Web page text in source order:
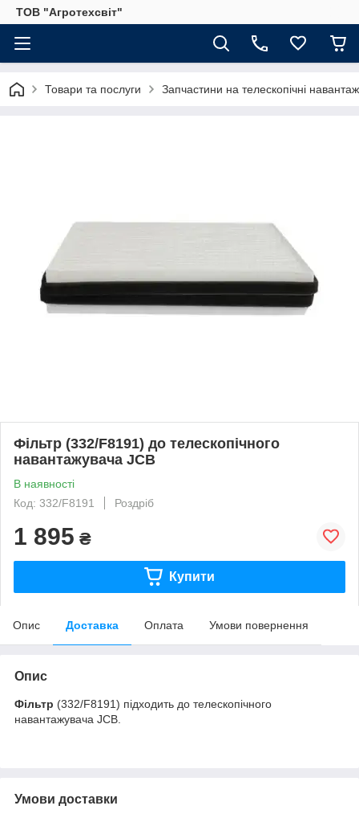
ТОВ "Агротехсвіт"
Товари та послуги Запчастини на телескопічні
Фільтр (332/F8191) до телескопічного
навантажувача JCB
В наявності
Код: 332/F8191
Роздріб
1 895 ₴
Купити
Опис Доставка Оплата Умови повернення
Опис
Фільтр (332/F8191) підходить до телескопічного
навантажувача JCB.
Умови доставки